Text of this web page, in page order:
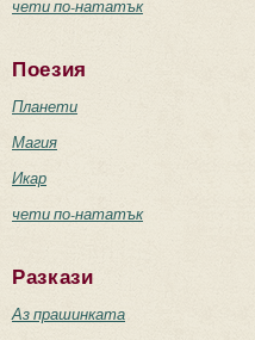
чети по-нататък
Поезия
Планети
Магия
Икар
чети по-нататък
Разкази
Аз прашинката